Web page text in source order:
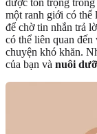
được tôn trọng
một ranh giới có thể
để chờ tin nhắn trả
có thể liên quan đến
chuyện khó khăn.
của bạn và nuôi